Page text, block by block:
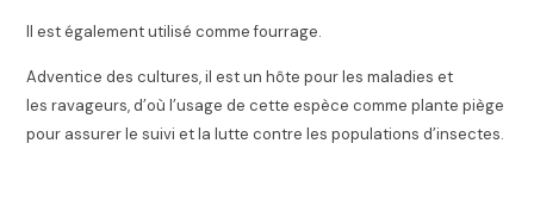
Il est également utilisé comme fourrage.
Adventice des cultures, il est un hôte pour les maladies et
les ravageurs, d’où l’usage de cette espèce comme plante piège
pour assurer le suivi et la lutte contre les populations d’insectes.